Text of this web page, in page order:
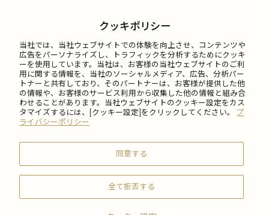
クッキポリシー
当社では、当社ウェブサイトでの体験を向上させ、コンテンツや
広告をパーソナライズし、トラフィックを分析するためにクッキ
ーを使用しています。当社は、お客様の当社ウェブサイトのご利
用に関する情報を、当社のソーシャルメディア、広告、分析パー
トナーと共有しており、そのパートナーは、お客様が提供した他
の情報や、お客様のサービス利用から収集した他の情報と組み合
わせることがあります。当社ウェブサイトのクッキー設定をカス
タマイズするには、[クッキー設定]をクリックしてください。 プ
ライバシーポリシー
同意する
全て拒否する
FAQ
ご利用について
会社情報